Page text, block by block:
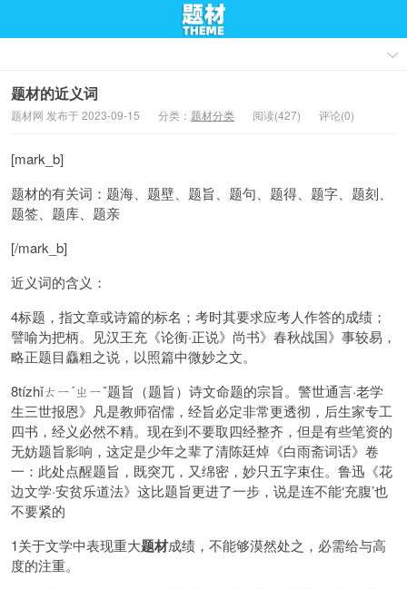
题材的近义词
题材网 发布于 2023-09-15 分类： 题材分类 阅读(427) 评论(0)
[mark_b]
题材的有关词： 题海、题壁、题旨、题句、题得、题字、题刻、
题签、题库、题亲
[/mark_b]
近义词的含义：
4标题，指文章或诗篇的标名；考时其要求应考人作答的成绩；
譬喻为把柄。见汉王充《论衡·正说》尚书》春秋战国》事较易，
略正题目麤粗之说，以照篇中微妙之文。
8tízhǐㄊㄧˊㄓㄧˇ题旨（题旨）诗文命题的宗旨。警世通言·老学
生三世报恩》凡是教师宿儒，经旨必定非常更透彻，后生家专工
四书，经义必然不精。现在到不要取四经整齐，但是有些笔资的
无妨题旨影响，这定是少年之辈了清陈廷焯《白雨斋词话》卷
一：此处点醒题旨，既突兀，又绵密，妙只五字束住。鲁迅《花
边文学·安贫乐道法》这比题旨更进了一步，说是连不能‘充腹’也
不要紧的
1关于文学中表现重大题材成绩，不能够漠然处之，必需给与高
度的注重。